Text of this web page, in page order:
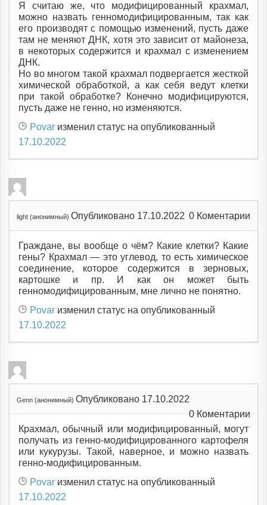
Я считаю же, что модифицированный крахмал,
можно назвать генномодифицированным, так как
его производят с помощью изменений, пусть даже
там не меняют ДНК, хотя это зависит от майонеза,
в некоторых содержится и крахмал с изменением
ДНК.
Но во многом такой крахмал подвергается жесткой
химической обработкой, а как себя ведут клетки
при такой обработке? Конечно модифицируются,
пусть даже не генно, но изменяются.
Povar изменил статус на опубликованный
17.10.2022
light (анонимный) Опубликовано 17.10.2022 0 Коментарии
Граждане, вы вообще о чём? Какие клетки? Какие
гены? Крахмал — это углевод, то есть химическое
соединение, которое содержится в зерновых,
картошке и пр. И как он может быть
генномодифицированным, мне лично не понятно.
Povar изменил статус на опубликованный
17.10.2022
Genn (анонимный) Опубликовано 17.10.2022
0Коментарии
Крахмал, обычный или модифицированный, могут
получать из генно-модифицированного картофеля
или кукурузы. Такой, наверное, и можно назвать
генно-модифицированным.
Povar изменил статус на опубликованный
17.10.2022